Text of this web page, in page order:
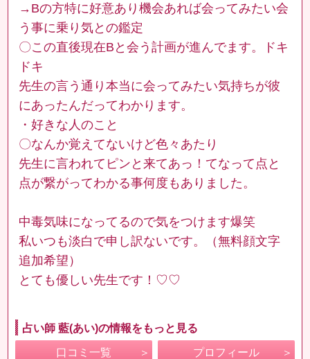
→Bの方特に好意あり機会あれば会ってみたい会
う事に乗り気との鑑定
〇この直後現在Bと会う計画が進んでます。ドキ
ドキ
先生の言う通り本当に会ってみたい気持ちが彼
にあったんだってわかります。
・好きな人のこと
〇なんか覚えてないけど色々あたり
先生に言われてピンと来てあっ！てなって点と
点が繋がってわかる事何度もありました。
中毒気味になってるので気をつけます爆笑
私いつも淡白で申し訳ないです。（無料顔文字
追加希望）
とても優しい先生です！♡♡
占い師 藍(あい)の情報をもっと見る
口コミ一覧 プロフィール